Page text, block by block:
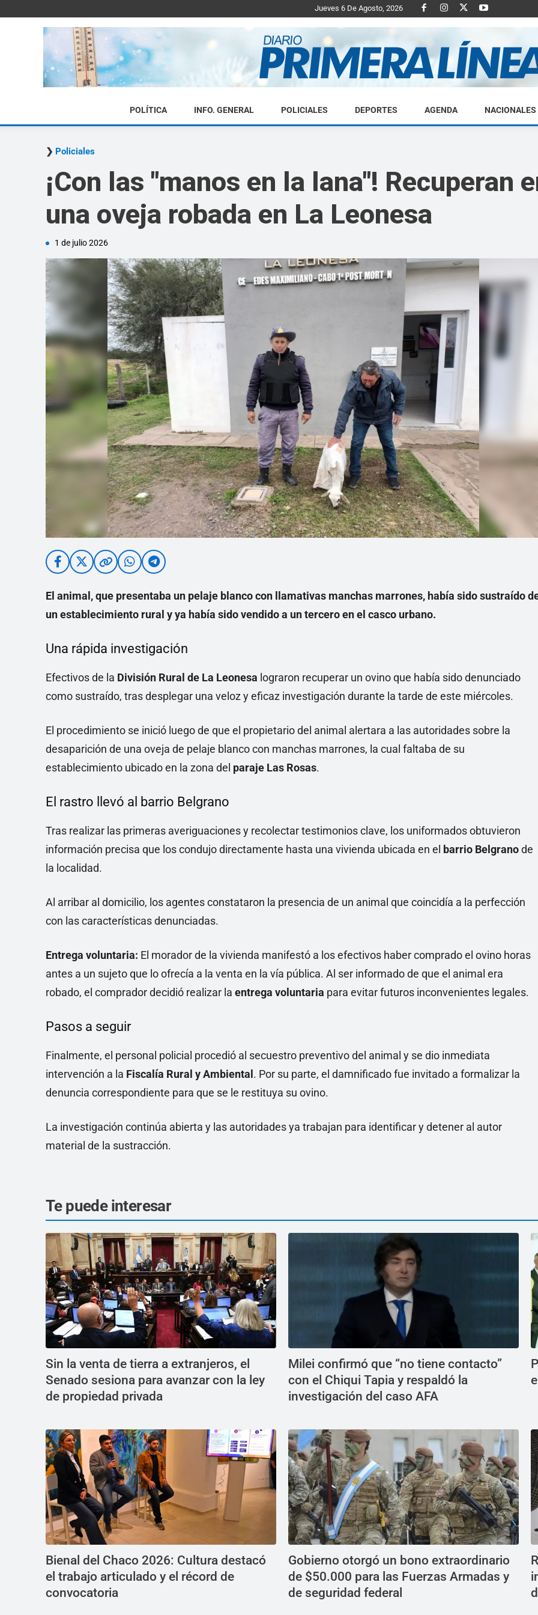
Jueves 6 De Agosto, 2026
Diario
Linea
POLÍTICA INFO. GENERAL POLICIALES DEPORTES AGENDA NACIONALES
Policiales
¡Con las "manos en la lana"! Recuperan
una oveja robada en La Leonesa
1 de julio 2026
El animal, que presentaba un pelaje blanco con llamativas manchas marrones, había sido sustraído
un establecimiento rural y ya había sido vendido a un tercero en el casco urbano.
Una rápida investigación
Efectivos de la División Rural de La Leonesa lograron recuperar un ovino que había sido denunciado
como sustraído, tras desplegar una veloz y eficaz investigación durante la tarde de este miércoles.
El procedimiento se inició luego de que el propietario del animal alertara a las autoridades sobre la
desaparición de una oveja de pelaje blanco con manchas marrones, la cual faltaba de su
establecimiento ubicado en la zona del paraje Las Rosas.
El rastro llevó al barrio Belgrano
Tras realizar las primeras averiguaciones y recolectar testimonios clave, los uniformados obtuvieron
información precisa que los condujo directamente hasta una vivienda ubicada en el barrio Belgranode
la localidad.
Al arribar al domicilio, los agentes constataron la presencia de un animal que coincidía a la perfección
con las características denunciadas.
Entrega voluntaria: El morador de la vivienda manifestó a los efectivos haber comprado el ovino horas
antes a un sujeto que lo ofrecía a la venta en la vía pública. Al ser informado de que el animal era
robado, el comprador decidió realizar la entrega voluntaria para evitar futuros inconvenientes legales.
Pasos a seguir
Finalmente, el personal policial procedió al secuestro preventivo del animal y se dio inmediata
intervención a la Fiscalía Rural y Ambiental . Por su parte, el damnificado fue invitado a formalizar la
denuncia correspondiente para que se le restituya su ovino.
La investigación continúa abierta y las autoridades ya trabajan para identificar y detener al autor
material de la sustracción.
Te puede interesar
Sin la venta de tierra a extranjeros, el
Senado sesiona para avanzar con la ley
de propiedad privada
Milei confirmó que “no tiene contacto”
con el Chiqui Tapia y respaldó la
investigación del caso AFA
Bienal del Chaco 2026: Cultura destacó
el trabajo articulado y el récord de
convocatoria
Gobierno otorgó un bono extraordinario
de $50.000 para las Fuerzas Armadas y
de seguridad federal